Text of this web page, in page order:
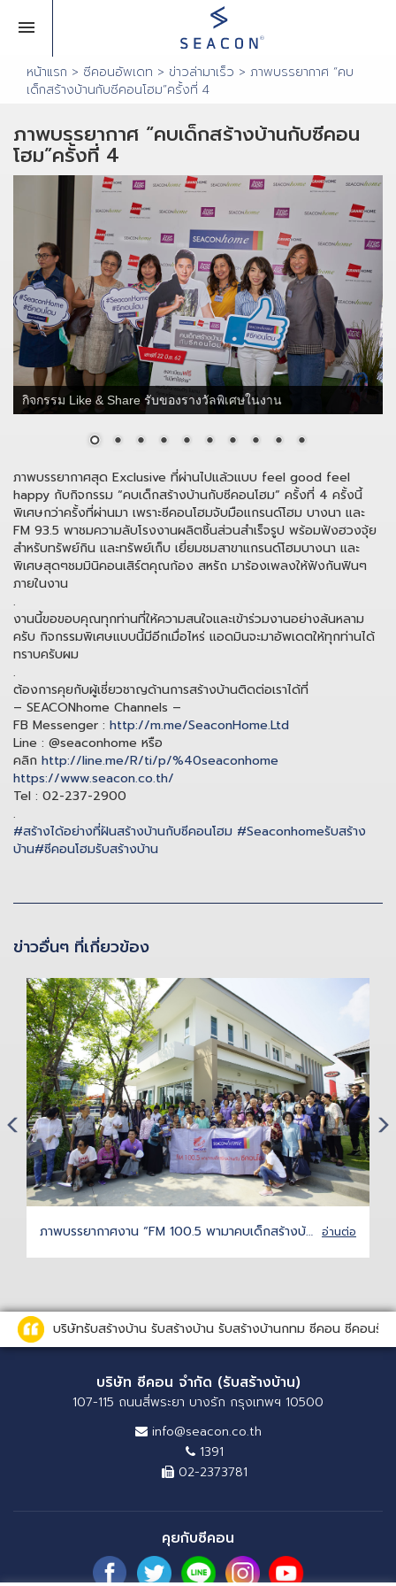
หน้าแรก > ซีคอนอัพเดท > ข่าวล่ามาเร็ว > ภาพบรรยากาศ “คบ
เด็กสร้างบ้านกับซีคอนโฮม”ครั้งที่ 4
ภาพบรรยากาศ “คบเด็กสร้างบ้านกับซีคอน
โฮม”ครั้งที่ 4
กิจกรรม Like & Share รับของรางวัลพิเศษในงาน
ภาพบรรยากาศสุด Exclusive ที่ผ่านไปแล้วแบบ feel good feel
happy กับกิจกรรม “คบเด็กสร้างบ้านกับซีคอนโฮม” ครั้งที่ 4 ครั้งนี้
พิเศษกว่าครั้งที่ผ่านมา เพราะซีคอนโฮมจับมือแกรนด์โฮม บางนา และ
FM 93.5 พาชมความลับโรงงานผลิตชิ้นส่วนสำเร็จรูป พร้อมฟังฮวงจุ้ย
สำหรับทรัพย์กิน และทรัพย์เก็บ เยี่ยมชมสาขาแกรนด์โฮมบางนา และ
พิเศษสุดๆชมมินิคอนเสิร์ตคุณก้อง สหรัถ มาร้องเพลงให้ฟังกันฟินๆ
ภายในงาน
.
งานนี้ขอขอบคุณทุกท่านที่ให้ความสนใจและเข้าร่วมงานอย่างล้นหลาม
ครับ กิจกรรมพิเศษแบบนี้มีอีกเมื่อไหร่ แอดมินจะมาอัพเดตให้ทุกท่านได้
ทราบครับผม
.
ต้องการคุยกับผู้เชี่ยวชาญด้านการสร้างบ้านติดต่อเราได้ที่
– SEACONhome Channels –
FB Messenger : http://m.me/SeaconHome.Ltd
Line : @seaconhome หรือ
คลิก http://line.me/R/ti/p/%40seaconhome
https://www.seacon.co.th/
Tel : 02-237-2900
.
#สร้างได้อย่างที่ฝันสร้างบ้านกับซีคอนโฮม #Seaconhomeรับสร้าง
บ้าน#ซีคอนโฮมรับสร้างบ้าน
ข่าวอื่นๆ ที่เกี่ยวข้อง
อ่านต่อ
ภาพบรรยากาศงาน “FM 100.5 พามาคบเด็กสร้างบ้าน กับ ซีคอนโฮม” 16 ก.พ. 2562
บริษัทรับสร้างบ้าน รับสร้างบ้าน รับสร้างบ้านกทม ซีคอน ซีคอนรั
บริษัท ซีคอน จำกัด (รับสร้างบ้าน)
107-115 ถนนสี่พระยา บางรัก กรุงเทพฯ 10500
info@seacon.co.th
1391
02-2373781
คุยกับซีคอน